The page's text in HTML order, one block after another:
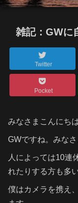
雑記：GWに
Twitter
Pocket
みなさまこんにち
GWですね。みな
人によっては10連
れたりする方も多
僕はカメラを携え